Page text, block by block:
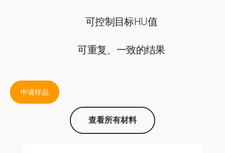
可控制目标HU值
可重复、一致的结果
申请样品
查看所有材料